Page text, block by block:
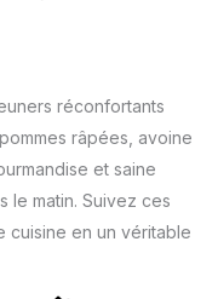
réconfortants
râpées, avoine
et saine
le matin. Suivez ces
cuisine en un véritable